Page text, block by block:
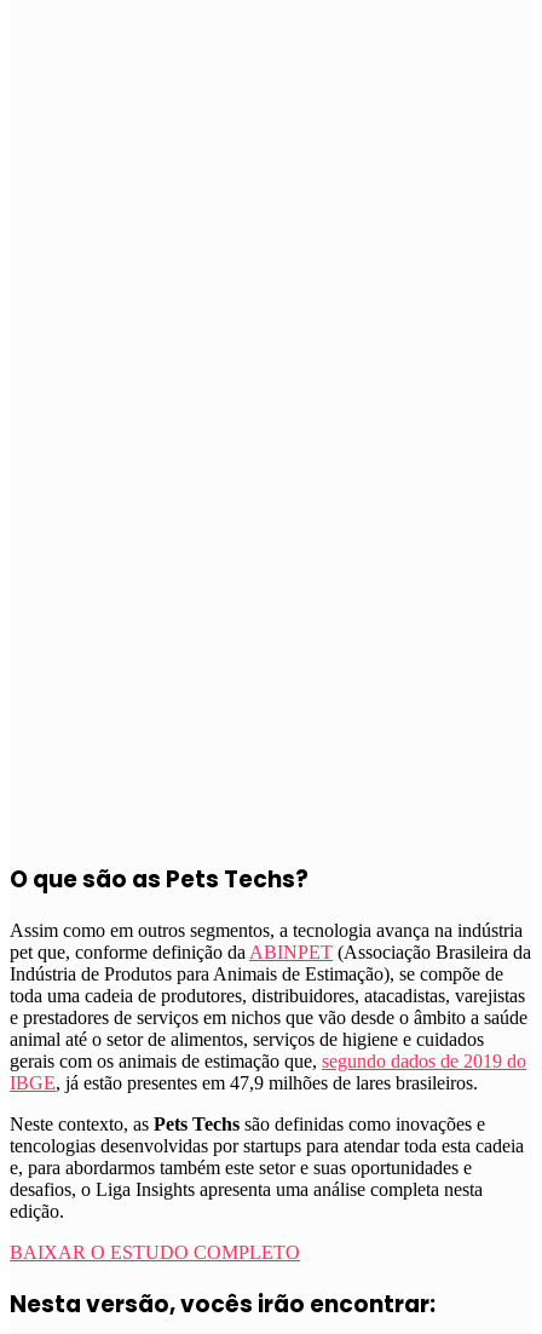
O que são as Pets Techs?
Assim como em outros segmentos, a tecnologia avança na indústria
pet que, conforme definição da ABINPET (Associação Brasileira da
Indústria de Produtos para Animais de Estimação), se compõe de
toda uma cadeia de produtores, distribuidores, atacadistas, varejistas
e prestadores de serviços em nichos que vão desde o âmbito a saúde
animal até o setor de alimentos, serviços de higiene e cuidados
gerais com os animais de estimação que, segundo dados de 2019 do
IBGE, já estão presentes em 47,9 milhões de lares brasileiros.
Neste contexto, as Pets Techs são definidas como inovações e
tencologias desenvolvidas por startups para atendar toda esta cadeia
e, para abordarmos também este setor e suas oportunidades e
desafios, o Liga Insights apresenta uma análise completa nesta
edição.
BAIXAR O ESTUDO COMPLETO
Nesta versão, vocês irão encontrar: